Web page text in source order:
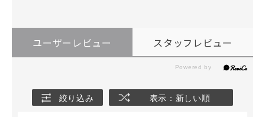
ユーザーレビュー スタッフレビュー
絞り込み 表示：新しい順